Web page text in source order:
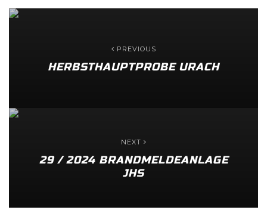
PREVIOUS
HERBSTHAUPTPROBE URACH
NEXT
29 / 2024 BRANDMELDEANLAGE
JHS